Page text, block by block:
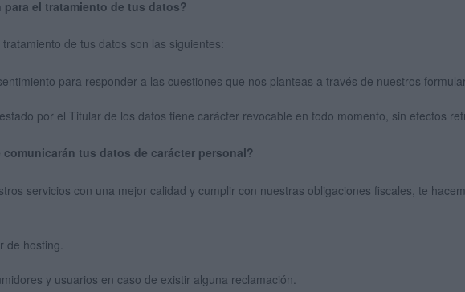
el tratamiento de tus datos?
de tus datos son las siguientes:
para responder a las cuestiones que nos planteas a través de nuestros
por el Titular de los datos tiene carácter revocable en todo momento, sin efectos
tus datos de carácter personal?
servicios con una mejor calidad y cumplir con nuestras obligaciones fiscales, te
de hosting.
y usuarios en caso de existir alguna reclamación.